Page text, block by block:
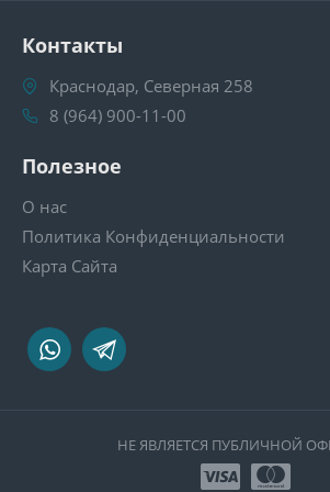
Контакты
Краснодар, Северная 258
8 (964) 900-11-00
Полезное
О нас
Политика Конфиденциальности
Карта Сайта
НЕ ЯВЛЯЕТСЯ ПУБЛИЧНОЙ